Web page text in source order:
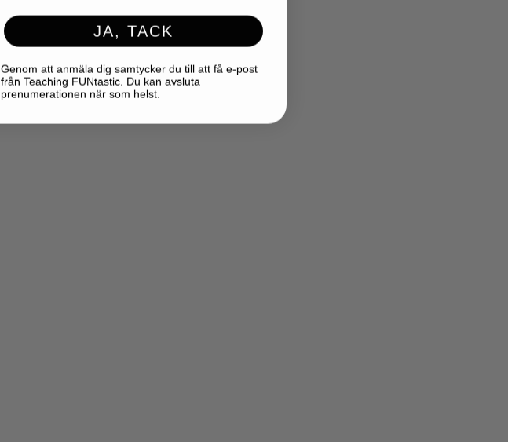
JA, TACK
Genom att anmäla dig samtycker du till att få e-post
från Teaching FUNtastic. Du kan avsluta
prenumerationen när som helst.